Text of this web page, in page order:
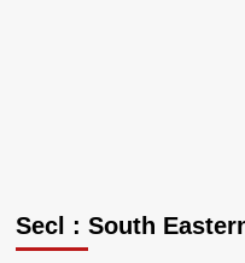
Secl : South